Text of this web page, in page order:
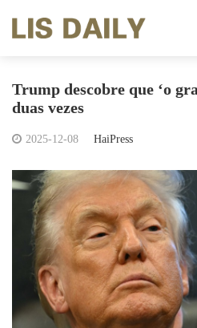
Trump descobre que ‘o
duas vezes
2025-12-08 HaiPress